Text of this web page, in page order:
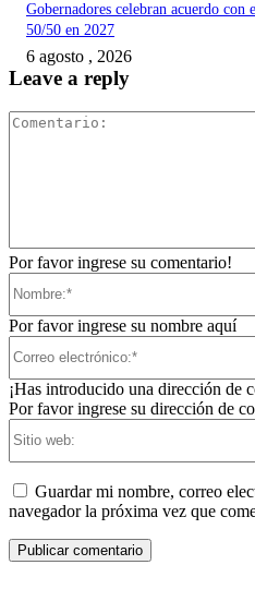
Gobernadores celebran acuerdo
50/50 en 2027
6 agosto , 2026
Leave a reply
Por favor ingrese su comentario!
Por favor ingrese su nombre aquí
¡Has introducido una dirección de
Por favor ingrese su dirección de
Guardar mi nombre, correo
navegador la próxima vez que